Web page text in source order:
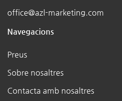
office@azl-marketing.com
Navegacions
Preus
Sobre nosaltres
Contacta amb nosaltres